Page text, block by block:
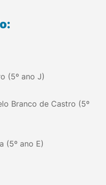
(5º ano J)
Branco de Castro (5º
(5º ano E)